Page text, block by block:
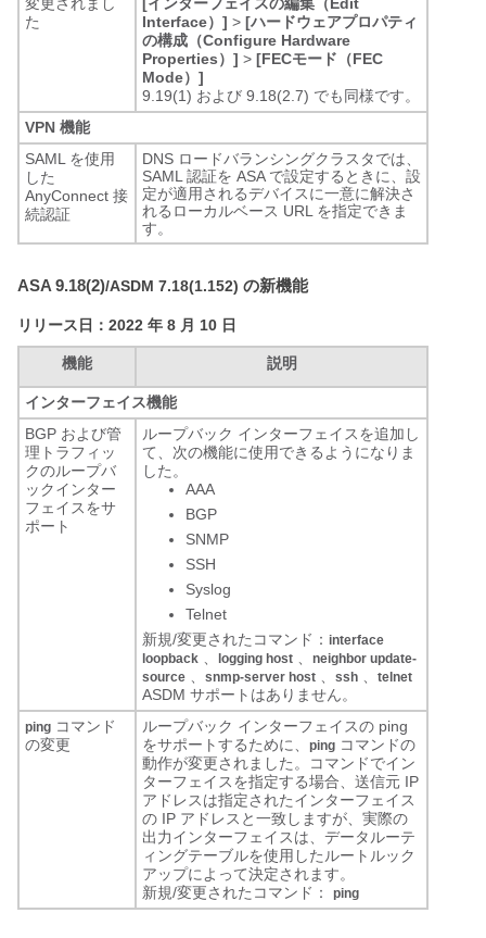
た
Interface）] > [ハードウェアプロパティ
の構成（Configure Hardware
Properties）] > [FECモード（FEC
Mode）]
9.19(1) および 9.18(2.7) でも同様です。
VPN 機能
SAML を使用
した
AnyConnect 接
続認証
DNS ロードバランシングクラスタでは、
SAML 認証を ASA で設定するときに、設
定が適用されるデバイスに一意に解決さ
れるローカルベース URL を指定できま
す。
ASA 9.18(2)/ASDM 7.18(1.152) の新機能
リリース日：2022 年 8 月 10 日
機能 説明
インターフェイス機能
BGP および管
理トラフィッ
クのループバ
ックインター
フェイスをサ
ポート
ループバック インターフェイスを追加し
て、次の機能に使用できるようになりま
した。
AAA
BGP
SNMP
SSH
Syslog
Telnet
新規/変更されたコマンド： interface
loopback
logging host
neighbor update-
source
snmp-server host ssh telnet
ASDM サポートはありません。
ping コマンド
の変更
ループバック インターフェイスの ping
をサポートするために、 ping コマンドの
動作が変更されました。コマンドでイン
ターフェイスを指定する場合、送信元 IP
アドレスは指定されたインターフェイス
の IP アドレスと一致しますが、実際の
出力インターフェイスは、データルーテ
ィングテーブルを使用したルートルック
アップによって決定されます。
新規/変更されたコマンド： ping